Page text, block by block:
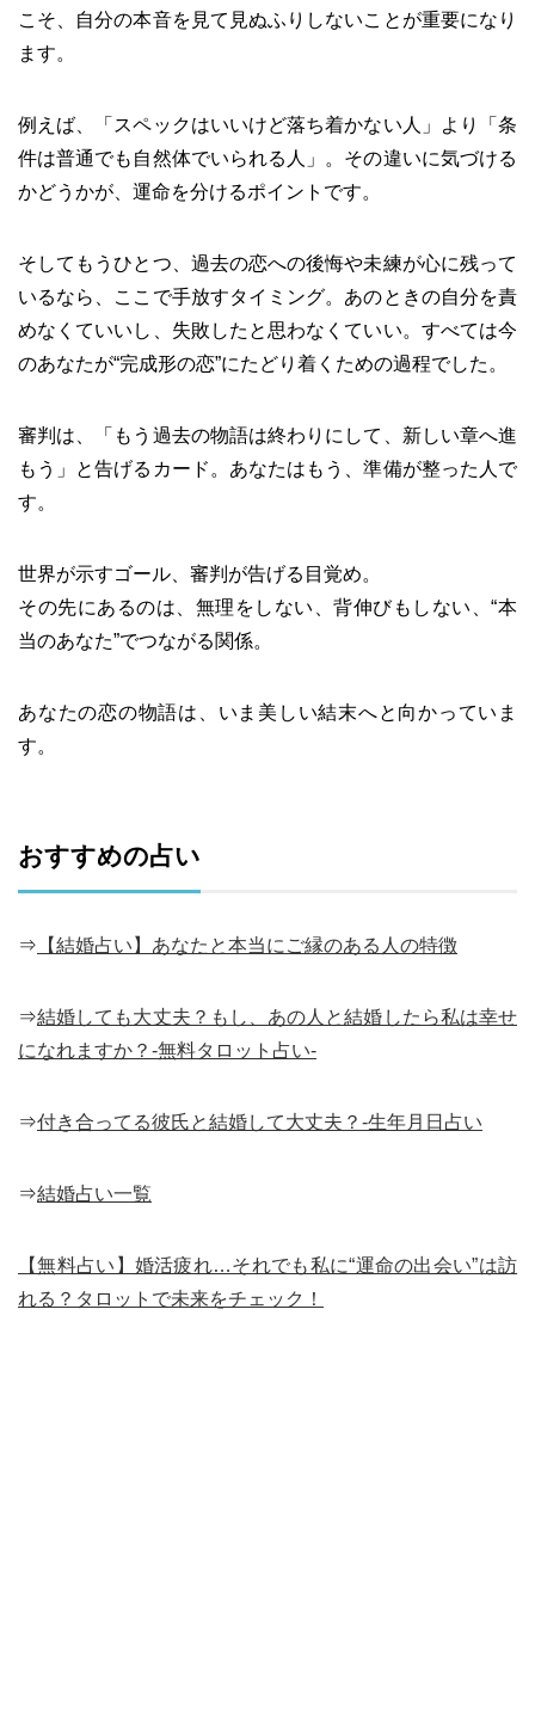
こそ、自分の本音を見て見ぬふりしないことが重要になり
ます。
例えば、「スペックはいいけど落ち着かない人」より「条
件は普通でも自然体でいられる人」。その違いに気づける
かどうかが、運命を分けるポイントです。
そしてもうひとつ、過去の恋への後悔や未練が心に残って
いるなら、ここで手放すタイミング。あのときの自分を責
めなくていいし、失敗したと思わなくていい。すべては今
のあなたが“完成形の恋”にたどり着くための過程でした。
審判は、「もう過去の物語は終わりにして、新しい章へ進
もう」と告げるカード。あなたはもう、準備が整った人で
す。
世界が示すゴール、審判が告げる目覚め。
その先にあるのは、無理をしない、背伸びもしない、“本
当のあなた”でつながる関係。
あなたの恋の物語は、いま美しい結末へと向かっていま
す。
おすすめの占い
⇒ 【結婚占い】あなたと本当にご縁のある人の特徴
⇒結婚しても大丈夫？もし、あの人と結婚したら私は幸せ
になれますか？-無料タロット占い-
⇒付き合ってる彼氏と結婚して大丈夫？-生年月日占い
⇒結婚占い一覧
【無料占い】婚活疲れ…それでも私に“運命の出会い”は訪
れる？タロットで未来をチェック！